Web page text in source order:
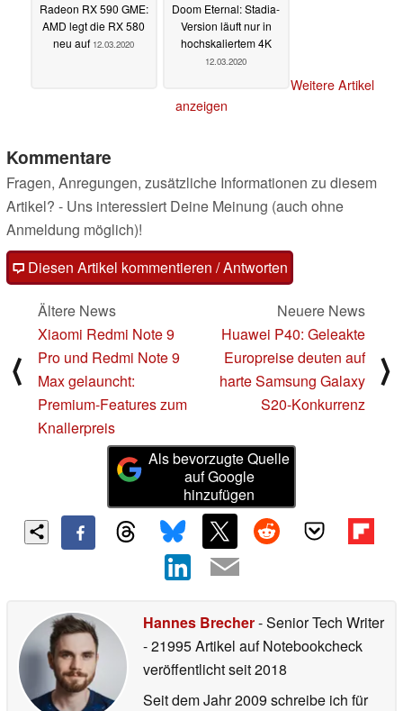
Radeon RX 590 GME:
AMD legt die RX 580
neu auf 12.03.2020
Doom Eternal: Stadia-
Version läuft nur in
hochskaliertem 4K
12.03.2020
Weitere Artikel
anzeigen
Kommentare
Fragen, Anregungen, zusätzliche Informationen zu diesem
Artikel? - Uns interessiert Deine Meinung (auch ohne
Anmeldung möglich)!
Diesen Artikel kommentieren / Antworten
⟨
Ältere News
Xiaomi Redmi Note 9
Pro und Redmi Note 9
Max gelauncht:
Premium-Features zum
Knallerpreis
Neuere News
Huawei P40: Geleakte
Europreise deuten auf
harte Samsung Galaxy
S20-Konkurrenz
⟩
Als bevorzugte Quelle
auf Google
hinzufügen
Hannes Brecher- Senior Tech Writer
- 21995 Artikel auf Notebookcheck
veröffentlichtseit 2018
Seit dem Jahr 2009 schreibe ich für